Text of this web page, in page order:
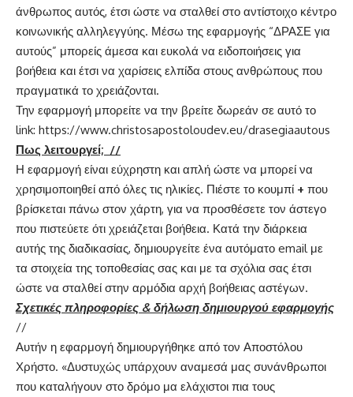
άνθρωπος αυτός, έτσι ώστε να σταλθεί στο αντίστοιχο κέντρο
κοινωνικής αλληλεγγύης. Μέσω της εφαρμογής “ΔΡΑΣΕ για
αυτούς” μπορείς άμεσα και ευκολά να ειδοποιήσεις για
βοήθεια και έτσι να χαρίσεις ελπίδα στους ανθρώπους που
πραγματικά το χρειάζονται.
Την εφαρμογή μπορείτε να την βρείτε δωρεάν σε αυτό το
link: https://www.christosapostoloudev.eu/drasegiaautous
Πως λειτουργεί; //
Η εφαρμογή είναι εύχρηστη και απλή ώστε να μπορεί να
χρησιμοποιηθεί από όλες τις ηλικίες. Πιέστε το κουμπί + που
βρίσκεται πάνω στον χάρτη, για να προσθέσετε τον άστεγο
που πιστεύετε ότι χρειάζεται βοήθεια. Κατά την διάρκεια
αυτής της διαδικασίας, δημιουργείτε ένα αυτόματο email με
τα στοιχεία της τοποθεσίας σας και με τα σχόλια σας έτσι
ώστε να σταλθεί στην αρμόδια αρχή βοήθειας αστέγων.
Σχετικές πληροφορίες & δήλωση δημιουργού εφαρμογής
//
Αυτήν η εφαρμογή δημιουργήθηκε από τον Αποστόλου
Χρήστο. «Δυστυχώς υπάρχουν αναμεσά μας συνάνθρωποι
που καταλήγουν στο δρόμο μα ελάχιστοι πια τους